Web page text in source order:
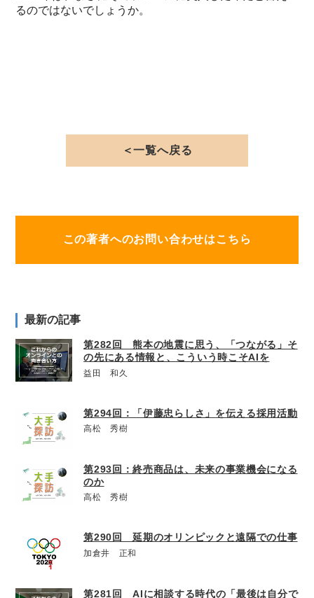
るのではないでしょうか。
＜一覧へ戻る
この著者へのお問い合わせはこちら
最新の記事
第282回 熊本の地震に思う、「つながる」そ
の先にある情報と、こういう時こそAIを
益田 和久
第294回：「伊藤忠らしさ」を伝える採用活動
高松 秀樹
第293回：終売商品は、未来の事業機会になる
のか
高松 秀樹
第290回 延期のオリンピックと遠隔での仕事
加倉井 正和
第281回 AIに相談する時代の「最後は自分で